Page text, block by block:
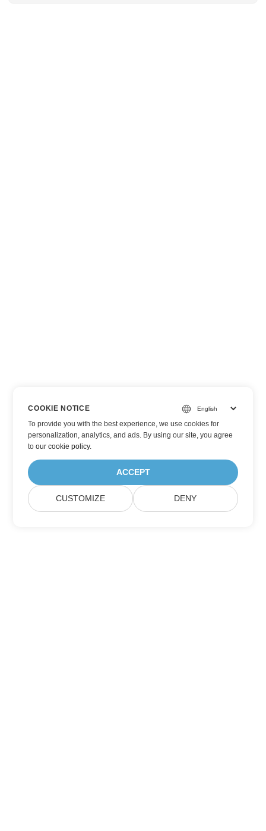
COOKIE NOTICE
To provide you with the best experience, we use cookies for
personalization, analytics, and ads. By using our site, you agree
toour cookie policy.
ACCEPT
CUSTOMIZE DENY